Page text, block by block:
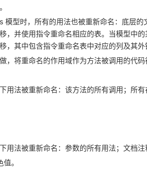
模型时，所有的用法也被重新命名：底层
，并使用指令重命名相应的表。当模型中
，其中包含指令重命名表中对应的列及其
，将重命名的作用域作为方法被调用的代
用法被重新命名：该方法的所有调用；所
用法被重新命名：参数的所有用法；文档
。